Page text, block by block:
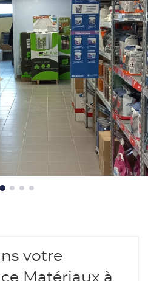
votre
Matériaux à